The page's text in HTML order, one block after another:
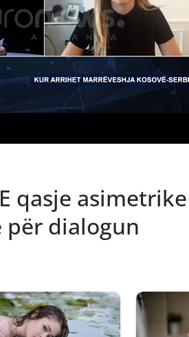
qasje
për dialogun